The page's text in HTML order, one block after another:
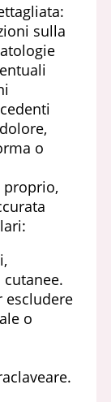
sulla
o
proprio,
escludere
o